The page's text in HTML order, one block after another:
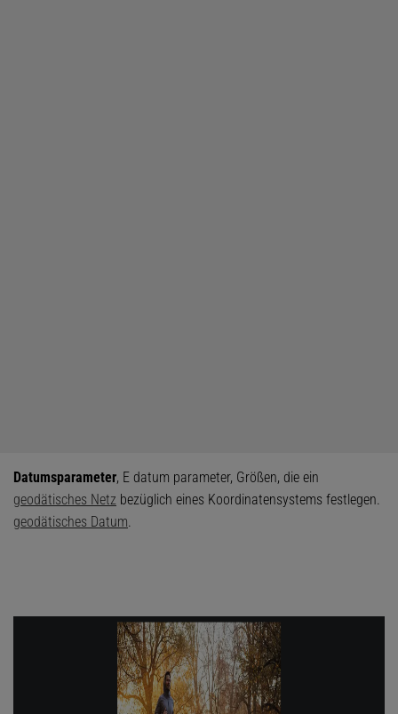
Datumsparameter, E datum parameter, Größen, die ein
geodätisches Netz bezüglich eines Koordinatensystems festlegen.
geodätisches Datum.